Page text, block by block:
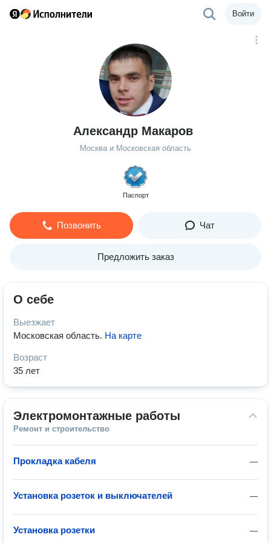
Войти
Александр Макаров
Москва и Московская область
Паспорт
Позвонить Чат
Предложить заказ
О себе
Выезжает
Московская область. На карте
Возраст
35 лет
Электромонтажные работы
Ремонт и строительство
—
Прокладка кабеля
—
Установка розеток и выключателей
—
Установка розетки